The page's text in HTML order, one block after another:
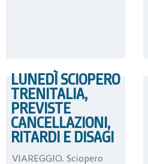
LUNEDÌ SCIOPERO
TRENITALIA,
PREVISTE
CANCELLAZIONI,
RITARDI E DISAGI
VIAREGGIO. Sciopero